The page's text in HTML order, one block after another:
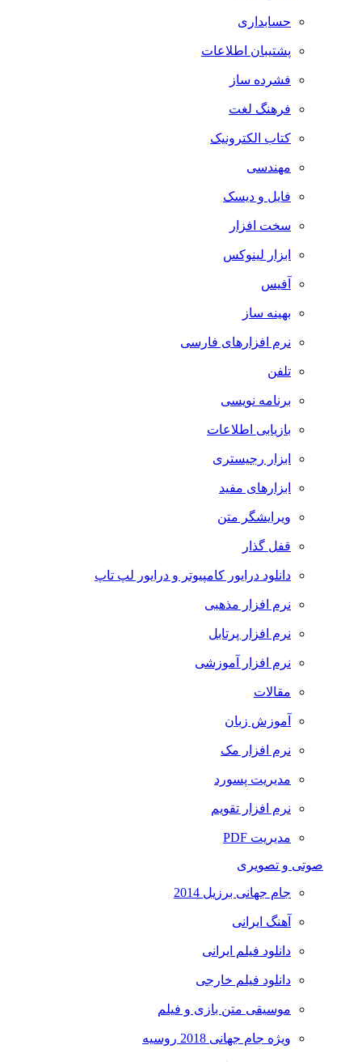
حسابداری
پشتیبان اطلاعات
فشرده ساز
فرهنگ لغت
کتاب الکترونیک
مهندسی
فایل و دیسک
سخت افزار
ابزار لینوکس
آفیس
بهینه ساز
نرم افزارهای فارسی
تلفن
برنامه نویسی
بازیابی اطلاعات
ابزار رجیستری
ابزارهای مفید
ویرایشگر متن
قفل گذار
دانلود درایور کامپیوتر و درایور لپ تاپ
نرم افزار مذهبی
نرم افزار پرتابل
نرم افزار آموزشی
مقالات
آموزش زبان
نرم افزار مک
مدیریت پسورد
نرم افزار تقویم
مدیریت PDF
صوتی و تصویری
جام جهانی برزیل 2014
آهنگ ایرانی
دانلود فیلم ایرانی
دانلود فیلم خارجی
موسیقی متن بازی و فیلم
ویژه جام جهانی 2018 روسیه